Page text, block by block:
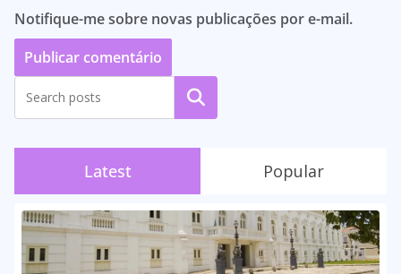
Notifique-me sobre novas publicações por e-mail.
Pesquisar
Latest Popular